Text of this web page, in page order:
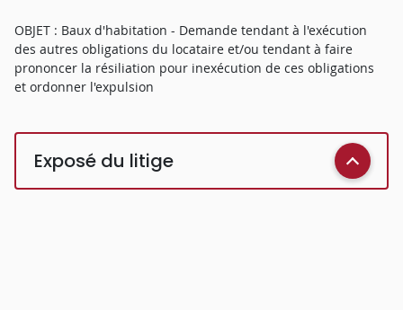
OBJET : Baux d'habitation - Demande tendant à l'exécution
des autres obligations du locataire et/ou tendant à faire
prononcer la résiliation pour inexécution de ces obligations
et ordonner l'expulsion
Exposé du litige